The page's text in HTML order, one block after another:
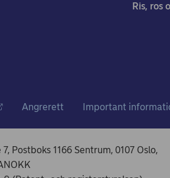
Ris, ros
Angrerett Important
Postboks 1166 Sentrum, 0107 Oslo,